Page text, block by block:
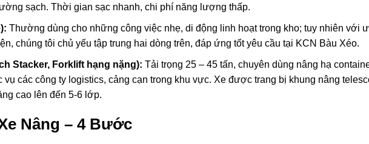
sạch. Thời gian sạc nhanh, chi phí năng lượng thấp.
Thường dùng cho những công việc nhẹ, di động linh hoạt trong kho; tuy nhiên với
chúng tôi chủ yếu tập trung hai dòng trên, đáp ứng tốt yêu cầu tại KCN Bàu Xéo.
Stacker, Forklift hạng nặng): Tải trọng 25 – 45 tấn, chuyên dùng nâng hạ
vụ các công ty logistics, cảng cạn trong khu vực. Xe được trang bị khung nâng
cao lên đến 5-6 lớp.
Nâng – 4 Bước